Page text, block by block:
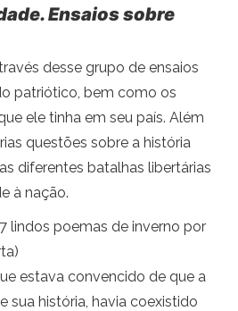
Ensaios sobre
desse grupo de ensaios
patriótico, bem como os
ele tinha em seu país. Além
questões sobre a história
diferentes batalhas libertárias
à nação.
lindos poemas de inverno por
estava convencido de que a
sua história, havia coexistido